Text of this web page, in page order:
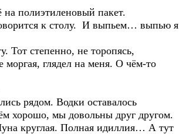
полиэтиленовый пакет.
к столу. И выпьем… выпью я
Тот степенно, не торопясь,
моргая, глядел на меня. О чём-то
рядом. Водки оставалось
хорошо, мы довольны друг другом.
круглая. Полная идиллия… А тут